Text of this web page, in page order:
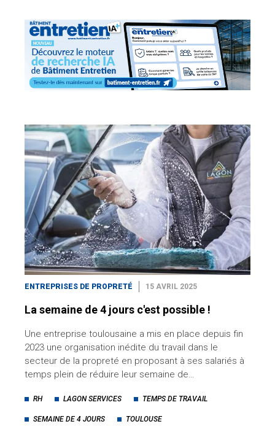
ENTREPRISES DE PROPRETÉ 15 AVRIL 2025
La semaine de 4 jours c'est possible !
Une entreprise toulousaine a mis en place depuis fin
2023 une organisation inédite du travail dans le
secteur de la propreté en proposant à ses salariés à
temps plein de réduire leur semaine de…
RH LAGON SERVICES TEMPS DE TRAVAIL
SEMAINE DE 4 JOURS TOULOUSE